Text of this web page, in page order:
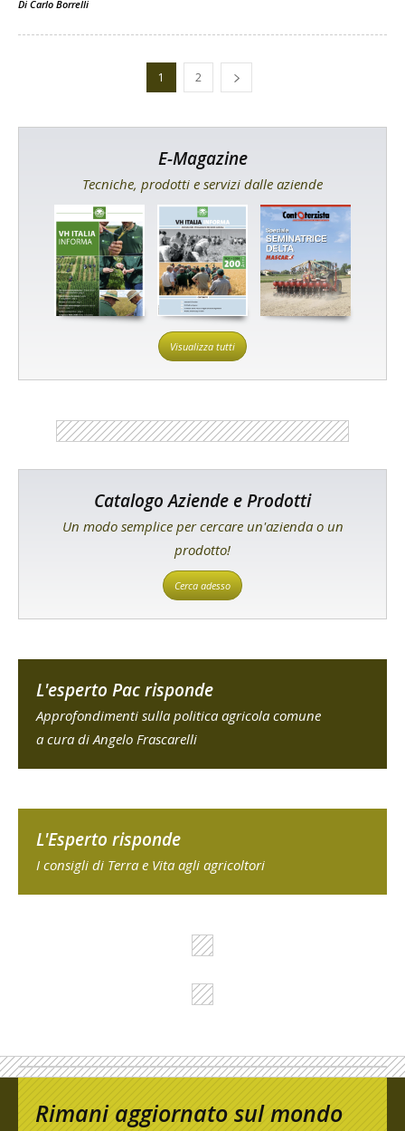
Di Carlo Borrelli
1 2
E-Magazine
Tecniche, prodotti e servizi dalle aziende
Visualizza tutti
Catalogo Aziende e Prodotti
Un modo semplice per cercare un'azienda o un
prodotto!
Cerca adesso
L'esperto Pac risponde
Approfondimenti sulla politica agricola comune
a cura di Angelo Frascarelli
L'Esperto risponde
I consigli di Terra e Vita agli agricoltori
Rimani aggiornato sul mondo